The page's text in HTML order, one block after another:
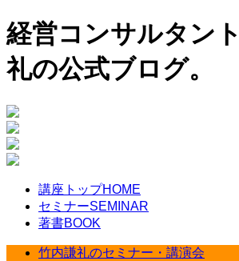
経営コンサルタン
礼の公式ブログ。
講座トップHOME
セミナーSEMINAR
著書BOOK
竹内謙礼のセミナー・講演会